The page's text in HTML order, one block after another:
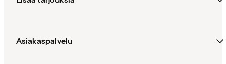
Asiakaspalvelu